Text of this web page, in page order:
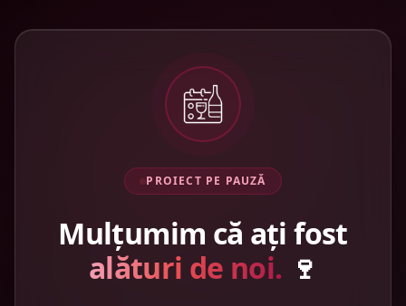
PROIECT PE PAUZĂ
Mulțumim că ați fost
alături de noi. 🍷